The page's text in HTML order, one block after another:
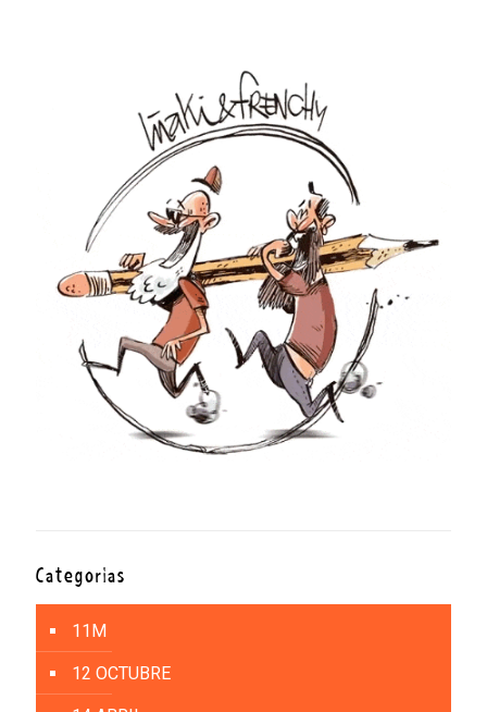
Categorías
11M
12 OCTUBRE